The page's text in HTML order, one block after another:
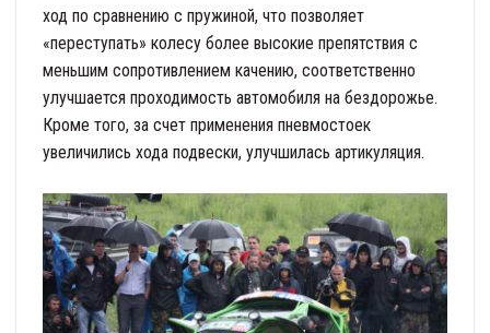
ход по сравнению с пружиной, что позволяет
«переступать» колесу более высокие препятствия с
меньшим сопротивлением качению, соответственно
улучшается проходимость автомобиля на бездорожье.
Кроме того, за счет применения пневмостоек
увеличились хода подвески, улучшилась артикуляция.